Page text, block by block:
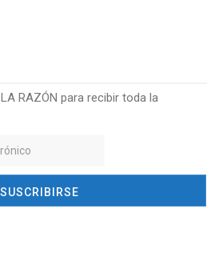
RAZÓN para recibir toda la